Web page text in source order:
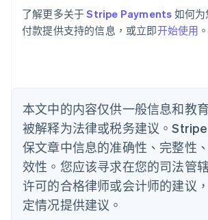
了解更多关于Stripe Payments 如何
付款提供支持的信息，或立即开始使用 。
本文中的内容仅供一般信息和教
被解释为法律或税务建议。
保文章中信息的准确性、完整性
效性。您应该寻求在您的司法管
许可的合格律师或会计师的建议
定情况提供建议。
巴西
PortuguêsEnglish
English
丹麦
English
德国
DeutschEnglish
法国
FrançaisEnglish
芬兰